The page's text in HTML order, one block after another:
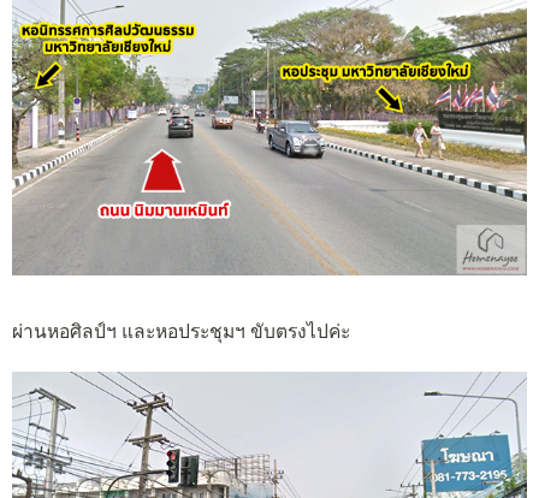
ผ่านหอศิลป์ฯ และหอประชุมฯ ขับตรงไปค่ะ